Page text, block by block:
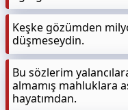
Keşke gözümden
düşmeseydin.
Bu sözlerim
almamış mahluklara
hayatımdan.